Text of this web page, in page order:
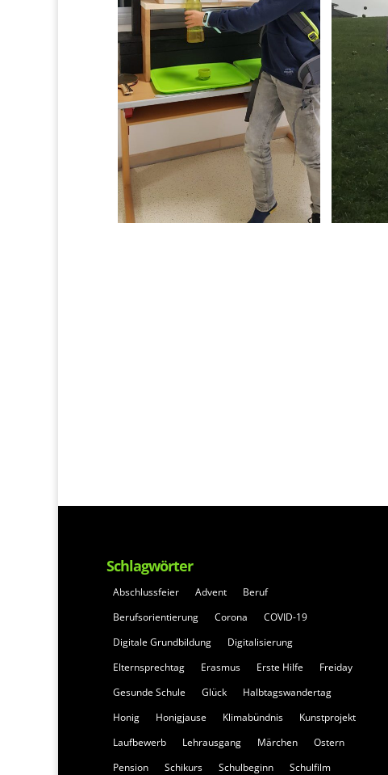
Schlagwörter
Abschlussfeier Advent
Beruf
Berufsorientierung
Corona
COVID-19
Digitale Grundbildung
Digitalisierung
Elternsprechtag
Erasmus Erste Hilfe
Freiday
Gesunde Schule
Glück
Halbtagswandertag
Honig
Honigjause Klimabündnis
Kunstprojekt
Laufbewerb
Lehrausgang Märchen
Ostern
Pension
Schikurs Schulbeginn
Schulfilm